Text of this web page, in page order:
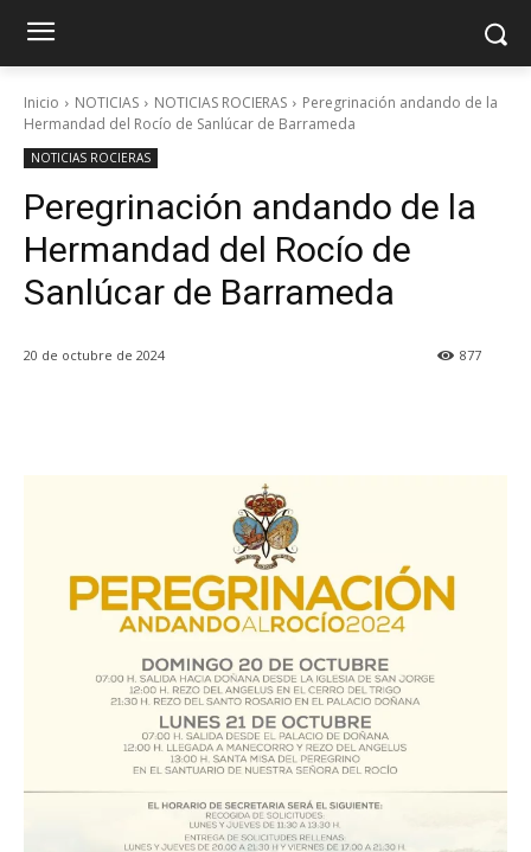
Inicio NOTICIAS NOTICIAS ROCIERAS
Peregrinación andando de la
Hermandad del Rocío de Sanlúcar de Barrameda
NOTICIAS ROCIERAS
Peregrinación andando de la
Hermandad del Rocío de
Sanlúcar de Barrameda
20 de octubre de 2024 877